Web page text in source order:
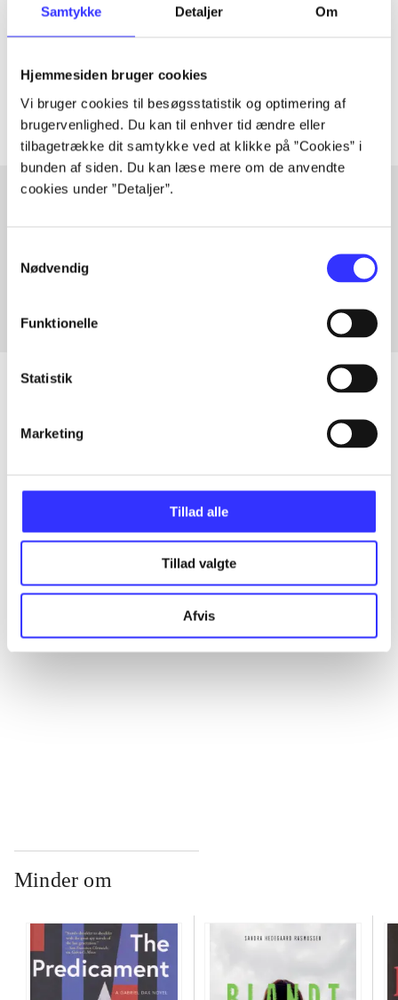
Samtykke Detaljer Om
Hjemmesiden bruger cookies
Vi bruger cookies til besøgsstatistik og optimering af
brugervenlighed. Du kan til enhver tid ændre eller
tilbagetrække dit samtykke ved at klikke på ”Cookies” i
bunden af siden. Du kan læse mere om de anvendte
cookies under ”Detaljer”.
Nødvendig
Funktionelle
Statistik
Marketing
Tillad alle
Tillad valgte
Afvis
Artiklerne i handler ofte om
Fra
Artikler
Minder om